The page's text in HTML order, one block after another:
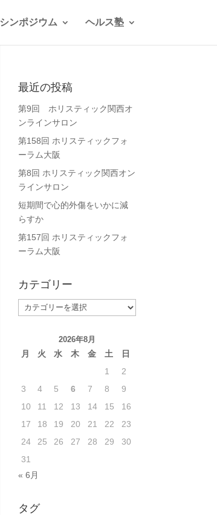
シンポジウム ヘルス塾
最近の投稿
第9回 ホリスティック関西オ
ンラインサロン
第158回 ホリスティックフォ
ーラム大阪
第8回 ホリスティック関西オン
ラインサロン
短期間で心的外傷をいかに減
らすか
第157回 ホリスティックフォ
ーラム大阪
カテゴリー
カ
テ
ー
2026年8月
月 火 水 木 金 土
日
1
2
3
4 5 6 7 8
9
10
11 12 13 14 15
16
17
18 19 20 21 22
23
24
25 26 27 28 29
30
31
« 6月
タグ